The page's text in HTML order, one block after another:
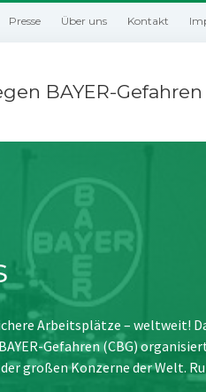
Presse Über uns Kontakt
BAYER-Gefahren
Arbeitsplätze – weltweit!
Gefahren (CBG)
großen Konzerne der Welt.